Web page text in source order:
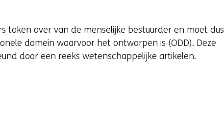
taken over van de menselijke bestuurder en moet dus
domein waarvoor het ontworpen is (ODD). Deze
door een reeks wetenschappelijke artikelen.